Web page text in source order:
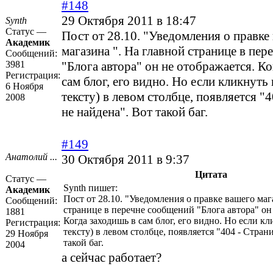
Synth
Статус —
Академик
Сообщений:
3981
Регистрация:
6 Ноября
2008
#148
29 Октября 2011 в 18:47
Пост от 28.10. "Уведомления о правке
магазина ". На главной странице в
"Блога автора" он не отображается.
сам блог, его видно. Но если кликнуть
тексту) в левом столбце, появляется
не найдена". Вот такой баг.
Анатолий ...
Статус —
Академик
Сообщений:
1881
Регистрация:
29 Ноября
2004
#149
30 Октября 2011 в 9:37
Цитата
Synth пишет:
Пост от 28.10. "Уведомления о правке вашего
странице в перечне сообщений "Блога автора" он
Когда заходишь в сам блог, его видно. Но если
тексту) в левом столбце, появляется "404 -
такой баг.
а сейчас работает?